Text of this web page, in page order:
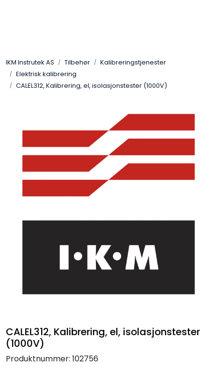
IKM Instrutek AS Tilbehør
Kalibreringstjenester
Elektrisk kalibrering
CALEL312, Kalibrering, el, isolasjonstester (1000V)
CALEL312, Kalibrering, el, isolasjonstester
(1000V)
Produktnummer: 102756
Elektro
Frekvensomformere
Miljø og sikkerhet
Kalibratorer
Tilbehør
Kampanjer